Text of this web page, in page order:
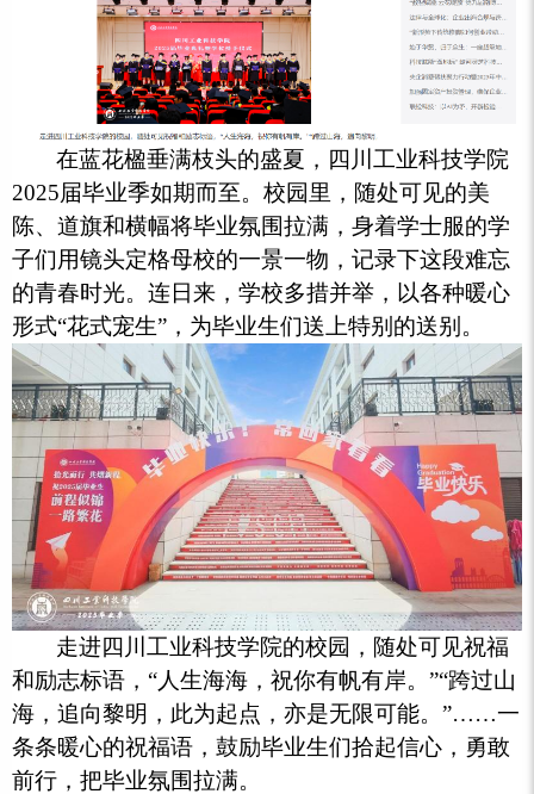
在蓝花楹垂满枝头的盛夏，四川工业科技学院
2025届毕业季如期而至。校园里，随处可见的美
陈、道旗和横幅将毕业氛围拉满，身着学士服的学
子们用镜头定格母校的一景一物，记录下这段难忘
的青春时光。连日来，学校多措并举，以各种暖心
形式“花式宠生”，为毕业生们送上特别的送别。
走进四川工业科技学院的校园，随处可见祝福
和励志标语，“人生海海，祝你有帆有岸。”“跨过山
海，追向黎明，此为起点，亦是无限可能。”……一
条条暖心的祝福语，鼓励毕业生们拾起信心，勇敢
前行，把毕业氛围拉满。